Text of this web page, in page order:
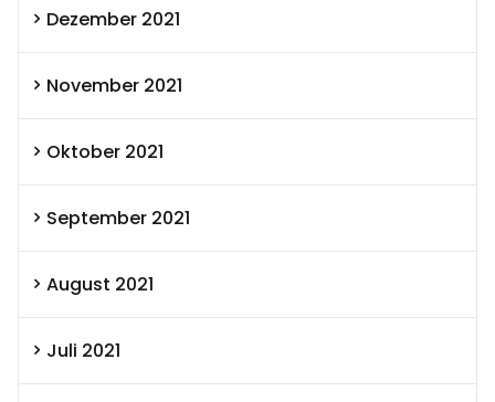
Dezember 2021
November 2021
Oktober 2021
September 2021
August 2021
Juli 2021